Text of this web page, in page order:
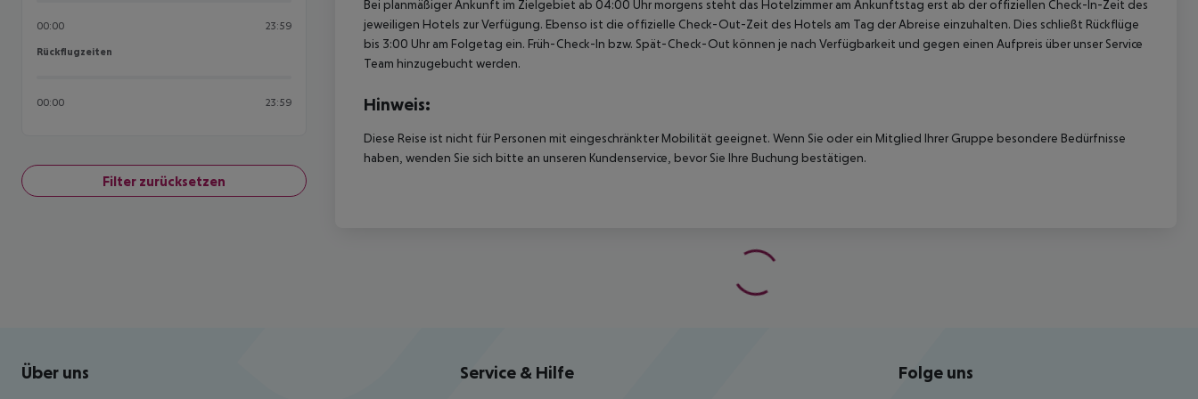
00:00 23:59
Rückflugzeiten
Rückflugzeiten
00:00 23:59
Filter zurücksetzen
Bei planmäßiger Ankunft im Zielgebiet ab 04:00 Uhr morgens steht das Hotelzimmer am Ankunftstag erst ab der offiziellen Check-In-Zeit des
jeweiligen Hotels zur Verfügung. Ebenso ist die offizielle Check-Out-Zeit des Hotels am Tag der Abreise einzuhalten. Dies schließt Rückflüge
bis 3:00 Uhr am Folgetag ein. Früh-Check-In bzw. Spät-Check-Out können je nach Verfügbarkeit und gegen einen Aufpreis über unser Service
Team hinzugebucht werden.
Hinweis:
Diese Reise ist nicht für Personen mit eingeschränkter Mobilität geeignet. Wenn Sie oder ein Mitglied Ihrer Gruppe besondere Bedürfnisse
haben, wenden Sie sich bitte an unseren Kundenservice, bevor Sie Ihre Buchung bestätigen.
Footer navigation
Über uns Service & Hilfe Folge uns